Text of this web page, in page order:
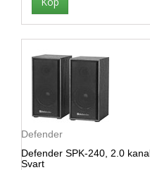
Defender
Defender SPK-240, 2.0
Svart